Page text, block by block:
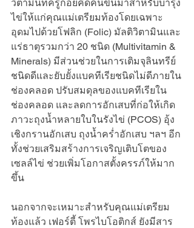
วิตามินที่ครูก้อยคิดค้นขึ้นมาสำหรับบำรุง
ไข่ให้แก่คุณแม่เตรียมท้องโดยเฉพาะ
อุดมไปด้วยโฟลิก (Folic) มัลติวิตามินและ
แร่ธาตุรวมกว่า 20 ชนิด (Multivitamin &
Minerals) มีส่วนช่วยในการเติมจุลินทรีย์
ชนิดดีและยับยั้งแบคทีเรียชนิดไม่ดีภายใน
ช่องคลอด ปรับสมดุลของแบคทีเรียใน
ช่องคลอด และลดการอักเสบที่ก่อให้เกิด
ภาวะถุงน้ำหลายใบในรังไข่ (PCOS) อุ้ง
เชิงกรานอักเสบ ถุงน้ำคร่ำอักเสบ ฯลฯ อีก
ทั้งช่วยเสริมสร้างการเจริญเติบโตของ
เซลล์ไข่ ช่วยเพิ่มโอกาสตั้งครรภ์ให้มาก
ขึ้น
นอกจากจะเหมาะสำหรับคุณแม่เตรียม
ท้องแล้ว เฟอร์ตี้ โพรไบโอติกส์ ยังมีสาร